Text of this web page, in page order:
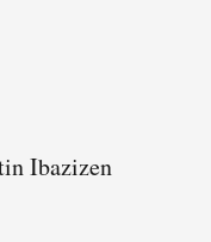
Ibazizen